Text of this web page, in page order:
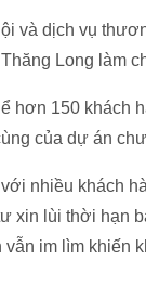
và dịch vụ
Long làm
hơn 150 khách
của dự án
nhiều khách
xin lùi thời hạn
im lìm khiến